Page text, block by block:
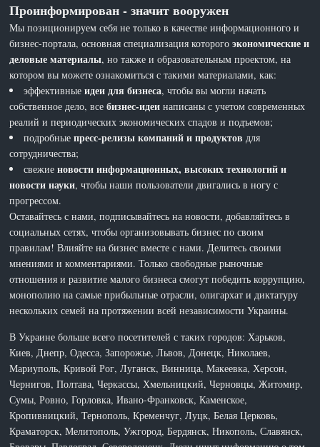
Проинформирован - значит вооружен
Мы позиционируем себя не только в качестве информационного и
бизнес-портала, основная специализация которогоэкономические и
деловые материалы, но также и образовательным проектом, на
котором вы можете ознакомиться с такими материалами, как:
эффективныеидеи для бизнеса, чтобы вы могли начать
собственное дело, всебизнес-идеи написаны с учетом современных
реалий и периодических экономических спадов и подъемов;
подробныепресс-релизы компаний и продуктов для
сотрудничества;
свежиеновости информационных, высоких технологий и
новости науки, чтобы наши пользователи двигались в ногу с
прогрессом.
Оставайтесь с нами, подписывайтесь на новости, добавляйтесь в
социальных сетях, чтобы организовывать бизнес по своим
правилам! Влияйте на бизнес вместе с нами. Делитесь своими
мнениями и комментариями. Только свободные рыночные
отношения и развитие малого бизнеса смогут победить коррупцию,
монополию на самые прибыльные отрасли, олигархат и диктатуру
нескольких семей на протяжении всей независимости Украины.
В Украине больше всего посетителей с таких городов: Харьков,
Киев, Днепр, Одесса, Запорожье, Львов, Донецк, Николаев,
Мариуполь, Кривой Рог, Луганск, Винница, Макеевка, Херсон,
Чернигов, Полтава, Черкассы, Хмельницкий, Черновцы, Житомир,
Сумы, Ровно, Горловка, Ивано-Франковск, Каменское,
Кропивницкий, Тернополь, Кременчуг, Луцк, Белая Церковь,
Краматорск, Мелитополь, Ужгород, Бердянск, Никополь, Славянск,